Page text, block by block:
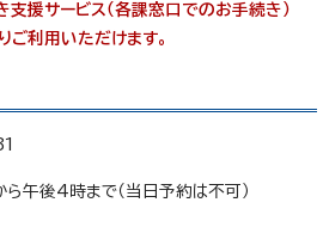
援サービス（各課窓口でのお手続き）
ご利用いただけます。
午後4時まで（当日予約は不可）